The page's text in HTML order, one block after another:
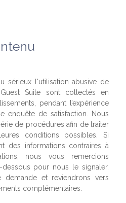
sérieux l'utilisation abusive de
Suite sont collectés en
pendant l’expérience
enquête de satisfaction. Nous
de procédures afin de traiter
conditions possibles. Si
des informations contraires à
nous vous remercions
pour nous le signaler.
demande et reviendrons vers
complémentaires.